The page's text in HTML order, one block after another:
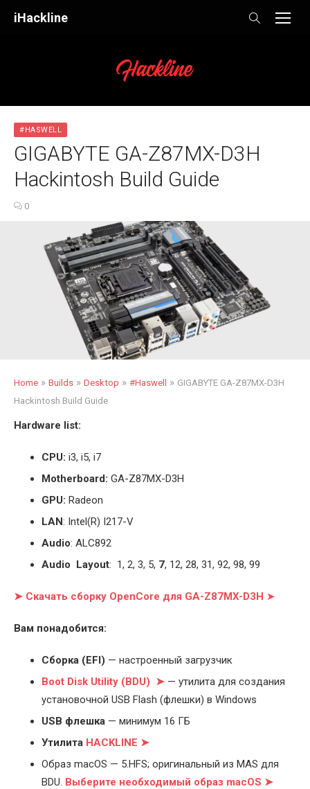
iHackline
#HASWELL
GIGABYTE GA-Z87MX-D3H
Hackintosh Build Guide
0
Home » Builds » Desktop » #Haswell » GIGABYTE GA-Z87MX-D3H
Hackintosh Build Guide
Hardware list:
CPU: i3, i5, i7
Motherboard: GA-Z87MX-D3H
GPU: Radeon
LAN: Intel(R) I217-V
Audio: ALC892
Audio Layout: 1, 2, 3, 5, 7, 12, 28, 31, 92, 98, 99
➤ Скачать сборку OpenCore для GA-Z87MX-D3H ➤
Вам понадобится:
Cборка (EFI) — настроенный загрузчик
Boot Disk Utility (BDU) ➤ — утилита для создания
установочной USB Flash (флешки) в Windows
USB флешка — минимум 16 ГБ
Утилита HACKLINE ➤
Образ macOS — 5.HFS; оригинальный из MAS для
BDU. Выберите необходимый образ macOS ➤